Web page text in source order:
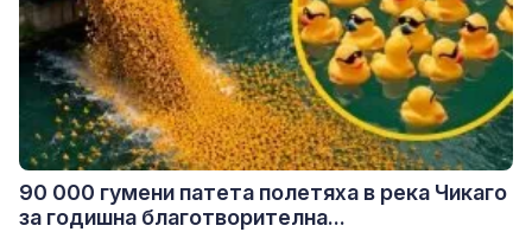
90 000 гумени патета полетяха в река Чикаго
за годишна благотворителна...